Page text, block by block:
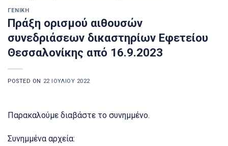
ΓΕΝΙΚΉ
Πράξη ορισμού αιθουσών
συνεδριάσεων δικαστηρίων Εφετείου
Θεσσαλονίκης από 16.9.2023
POSTED ON 22 ΙΟΥΛΊΟΥ 2022
Παρακαλούμε διαβάστε το συνημμένο.
Συνημμένα αρχεία: